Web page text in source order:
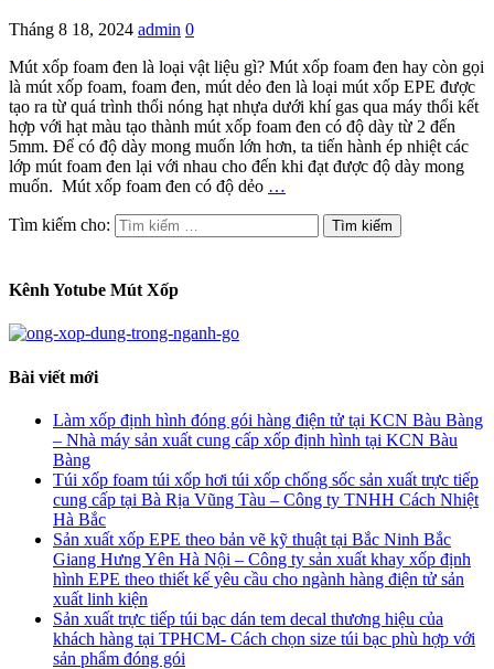
Tháng 8 18, 2024 admin 0
Mút xốp foam đen là loại vật liệu gì? Mút xốp foam đen hay còn gọi
là mút xốp foam, foam đen, mút dẻo đen là loại mút xốp EPE được
tạo ra từ quá trình thổi nóng hạt nhựa dưới khí gas qua máy thổi kết
hợp với hạt màu tạo thành mút xốp foam đen có độ dày từ 2 đến
5mm. Để có độ dày mong muốn lớn hơn, ta tiến hành ép nhiệt các
lớp mút foam đen lại với nhau cho đến khi đạt được độ dày mong
muốn. Mút xốp foam đen có độ dẻo …
Tìm kiếm cho:
Kênh Yotube Mút Xốp
Bài viết mới
Làm xốp định hình đóng gói hàng điện tử tại KCN Bàu Bàng
– Nhà máy sản xuất cung cấp xốp định hình tại KCN Bàu
Bàng
Túi xốp foam túi xốp hơi túi xốp chống sốc sản xuất trực tiếp
cung cấp tại Bà Rịa Vũng Tàu – Công ty TNHH Cách Nhiệt
Hà Bắc
Sản xuất xốp EPE theo bản vẽ kỹ thuật tại Bắc Ninh Bắc
Giang Hưng Yên Hà Nội – Công ty sản xuất khay xốp định
hình EPE theo thiết kế yêu cầu cho ngành hàng điện tử sản
xuất linh kiện
Sản xuất trực tiếp túi bạc dán tem decal thương hiệu của
khách hàng tại TPHCM- Cách chọn size túi bạc phù hợp với
sản phẩm đóng gói